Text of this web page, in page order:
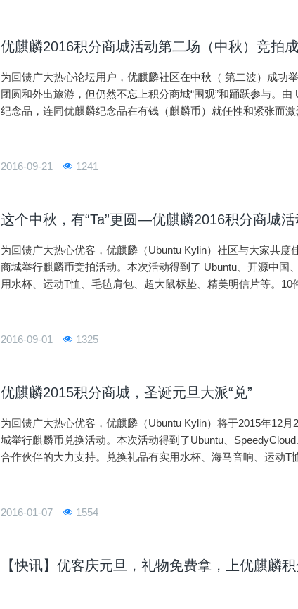
优麒麟2016积分商城活动第二场（中秋）竞拍
为回馈广大热心论坛用户，优麒麟社区在中秋（ 第二波）成功
团圆和外出旅游，但仍然不忘上积分商城“围观”和踊跃参与。
纪念品，连同优麒麟纪念品在有钱（麒麟币）就任性和紧张而
2016-09-21 1241
这个中秋，有“Ta”更圆—优麒麟2016积分商城活
为回馈广大热心优客，优麒麟（Ubuntu Kylin）社区与大家共度
商城举行麒麟币竞拍活动。本次活动得到了 Ubuntu、开源中国
用水杯、运动T恤、毛毡肩包、超大鼠标垫、精美明信片等。
2016-09-01 1325
优麒麟2015积分商城，圣诞元旦大派“兑”
为回馈广大热心优客，优麒麟（Ubuntu Kylin）将于2015年12
城举行麒麟币兑换活动。本次活动得到了Ubuntu、
合作伙伴的大力支持。兑换礼品有实用水杯、海马音响、运动
2016-01-07
1554
【快讯】优客庆元旦，礼物免费拿，上优麒麟积